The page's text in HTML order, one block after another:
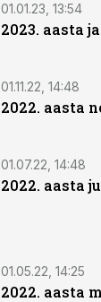
01.01.23, 13:54
2023. aasta
01.11.22, 14:48
2022. aasta
01.07.22, 14:48
2022. aasta
01.05.22, 14:25
2022. aasta